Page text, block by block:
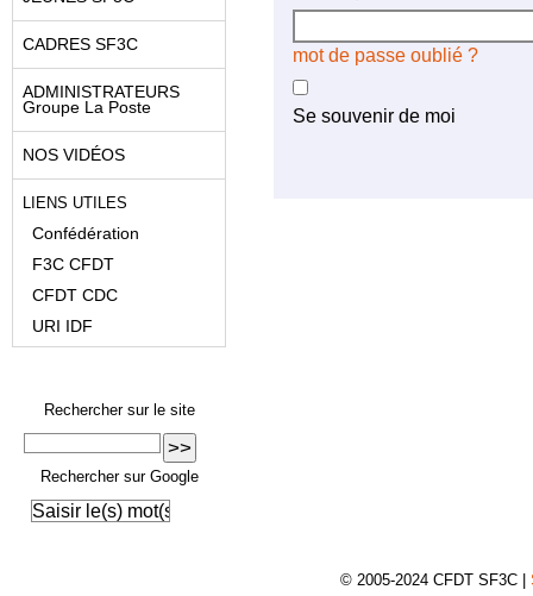
mot de passe oublié ?
Se souvenir de moi
CADRES SF3C
ADMINISTRATEURS
Groupe La Poste
NOS VIDÉOS
LIENS UTILES
Confédération
F3C CFDT
CFDT CDC
URI IDF
Rechercher sur le site
Rechercher sur Google
© 2005-2024 CFDT SF3C |